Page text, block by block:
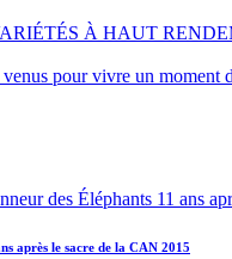
À HAUT
pour vivre un moment
après le sacre de la CAN 2015